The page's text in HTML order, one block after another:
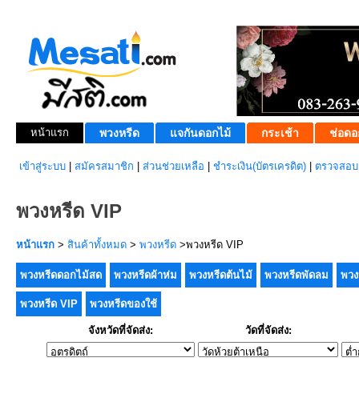
หน้าแรก พวงหรีด แจกันดอกไม้ กระเช้า ช่อดอ
เข้าสู่ระบบ สมัครสมาชิก ส่วนช่วยเหลือ ชำระเงิน(บัตรเครดิต) ตรวจสอ
พวงหรีด VIP
หน้าแรก > สินค้าทั้งหมด > พวงหรีด >พวงหรีด VIP
พวงหรีดดอกไม้สด พวงหรีดผ้าห่ม พวงหรีดต้นไม้ พวงหรีดพัดลม พว
พวงหรีด VIP พวงหรีดของใช้
จังหวัดที่จัดส่ง: วัดที่จัดส่ง: